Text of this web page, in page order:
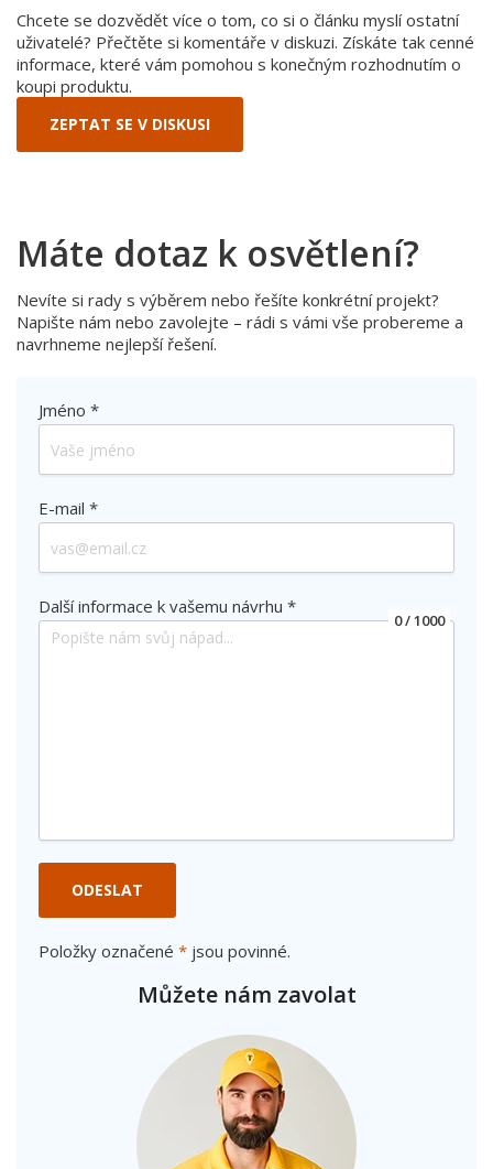
Chcete se dozvědět více o tom, co si o článku myslí ostatní
uživatelé? Přečtěte si komentáře v diskuzi. Získáte tak cenné
informace, které vám pomohou s konečným rozhodnutím o
koupi produktu.
ZEPTAT SE V DISKUSI
Máte dotaz k osvětlení?
Nevíte si rady s výběrem nebo řešíte konkrétní projekt?
Napište nám nebo zavolejte – rádi s vámi vše probereme a
navrhneme nejlepší řešení.
Jméno *
E-mail *
0/ 1000
Další informace k vašemu návrhu *
ODESLAT
Položky označené * jsou povinné.
Můžete nám zavolat